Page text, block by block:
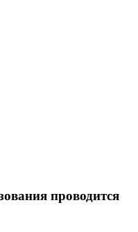
проводится